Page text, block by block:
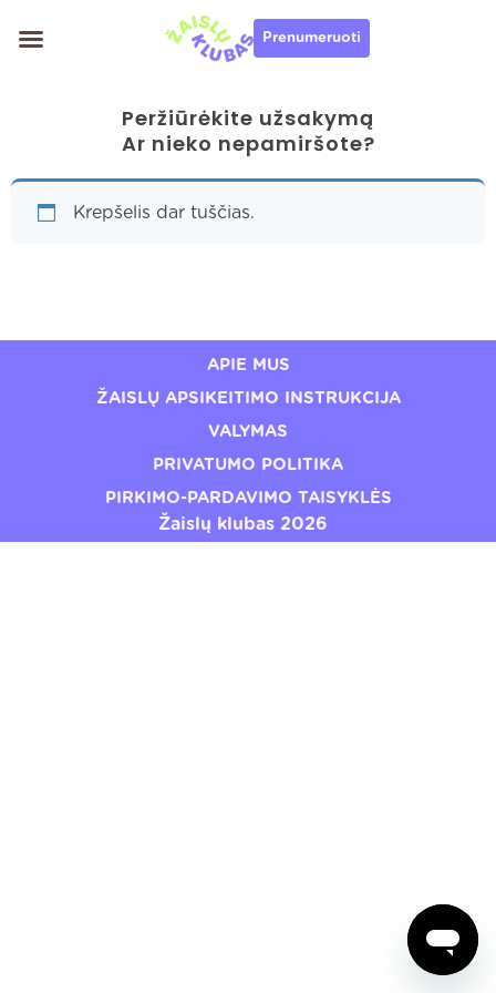
prie
Prenumeruoti
Peržiūrėkite užsakymą
Ar nieko nepamiršote?
Krepšelis dar tuščias.
APIE MUS
ŽAISLŲ APSIKEITIMO INSTRUKCIJA
VALYMAS
PRIVATUMO POLITIKA
PIRKIMO-PARDAVIMO TAISYKLĖS
Žaislų klubas 2026